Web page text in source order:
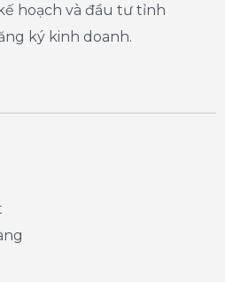
hoạch và đầu tư tỉnh
ký kinh doanh.